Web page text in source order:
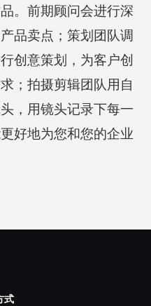
。前期顾问会进行深
品卖点；策划团队调
创意策划，为客户创
；拍摄剪辑团队用自
，用镜头记录下每一
好地为您和您的企业
式